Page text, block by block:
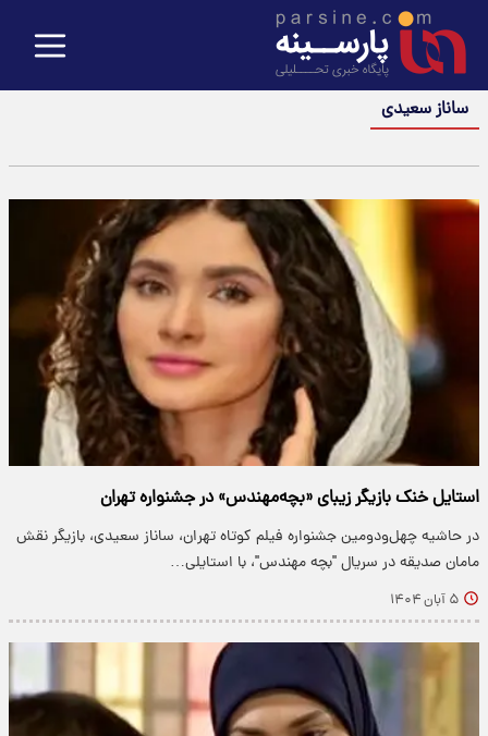
ساناز سعیدی
استایل خنک بازیگر زیبای «بچه‌مهندس» در جشنواره تهران
در حاشیه چهل‌ودومین جشنواره فیلم کوتاه تهران، ساناز سعیدی، بازیگر نقش
مامان صدیقه در سریال "بچه مهندس"، با استایلی…
۵ آبان ۱۴۰۴